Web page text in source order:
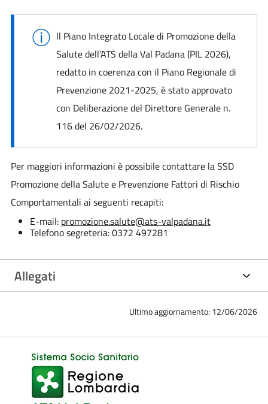
Il Piano Integrato Locale di Promozione della
Salute dell’ATS della Val Padana (PIL 2026),
redatto in coerenza con il Piano Regionale di
Prevenzione 2021-2025, è stato approvato
con Deliberazione del Direttore Generale n.
116 del 26/02/2026.
Per maggiori informazioni è possibile contattare la SSD
Promozione della Salute e Prevenzione Fattori di Rischio
Comportamentali ai seguenti recapiti:
E-mail: promozione.salute@ats-valpadana.it
Telefono segreteria: 0372 497281
Allegati
Ultimo aggiornamento: 12/06/2026